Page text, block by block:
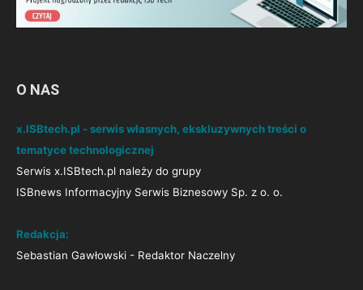
O NAS
x.ISBtech.pl - serwis własnych, ekskluzywnych treści o
tematyce technologicznej
Serwis x.ISBtech.pl należy do grupy
ISBnews Informacyjny Serwis Biznesowy Sp. z o. o.
Redakcja:
Sebastian Gawłowski - Redaktor Naczelny